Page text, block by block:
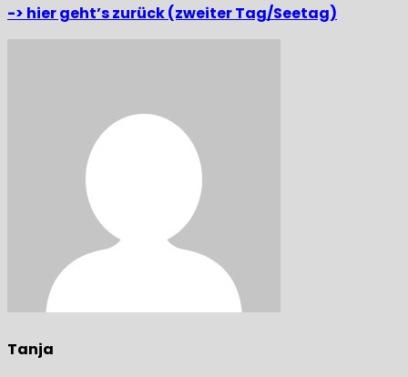
-> hier geht’s zurück (zweiter Tag/Seetag)
Tanja